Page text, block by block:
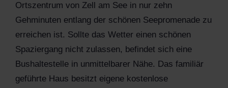
Ortszentrum von Zell am See in nur zehn
Gehminuten entlang der schönen Seepromenade zu
erreichen ist. Sollte das Wetter einen schönen
Spaziergang nicht zulassen, befindet sich eine
Bushaltestelle in unmittelbarer Nähe. Das familiär
geführte Haus besitzt eigene kostenlose